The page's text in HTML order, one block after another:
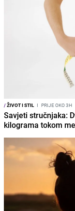
/ŽIVOT I STIL I PRIJE OKO 3H
Savjeti stručnjaka:
kilograma tokom